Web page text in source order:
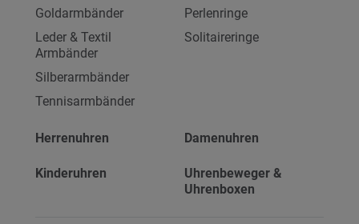
Goldarmbänder
Leder & Textil
Armbänder
Silberarmbänder
Tennisarmbänder
Perlenringe
Solitaireringe
Herrenuhren Damenuhren
Kinderuhren
Uhrenbeweger &
Uhrenboxen